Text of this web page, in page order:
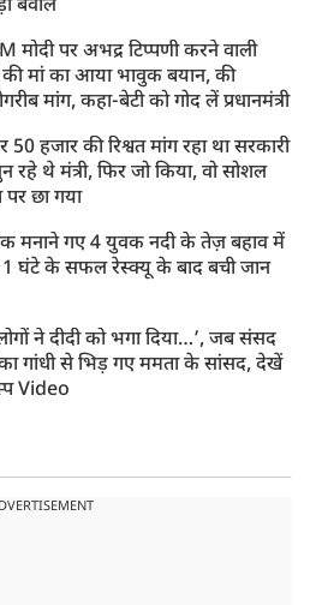
बवाल
मोदी पर अभद्र टिप्पणी करने वाली
मां का आया भावुक बयान, की
मांग, कहा-बेटी को गोद लें प्रधानमंत्री
50 हजार की रिश्वत मांग रहा था सरकारी
रहे थे मंत्री, फिर जो किया, वो सोशल
पर छा गया
मनाने गए 4 युवक नदी के तेज़ बहाव में
घंटे के सफल रेस्क्यू के बाद बची जान
ने दीदी को भगा दिया…’, जब संसद
गांधी से भिड़ गए ममता के सांसद, देखें
Video